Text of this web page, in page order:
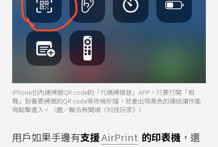
iPhone也內建掃描QR code的「代碼掃描器」APP，只要打開「相
機」對著要掃描的QR code等待幾秒鐘，就會出現黃色的連結讓你能
夠點擊進入。（圖／聯合新聞網《科技玩家》）
用戶如果手邊有支援AirPrint 的印表機 ，還